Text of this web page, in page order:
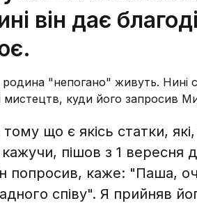
він дає
родина "непогано" живуть. Нині
і мистецтв, куди його запросив
що є якісь статки,
пішов з 1 вересня
попросив, каже: "Паша,
співу". Я прийняв